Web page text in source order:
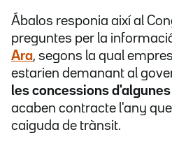
Ábalos responia així al
preguntes per la
Ara, segons la qual
estarien demanant al
les concessions
acaben contracte l'any
caiguda de trànsit.